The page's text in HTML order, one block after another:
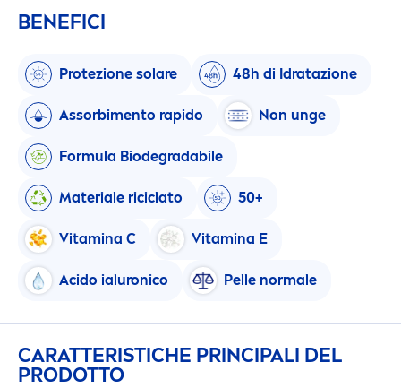
BENEFICI
Protezione solare 48h di Idratazione
Assorbimento rapido Non unge
Formula Biodegradabile
Materiale riciclato 50+
Vitamina C Vitamina E
Acido ialuronico Pelle normale
CARATTERISTICHE PRINCIPALI DEL
PRODOTTO